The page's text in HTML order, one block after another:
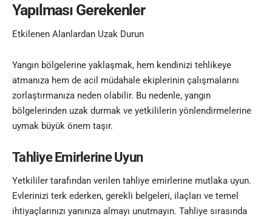
Yapılması Gerekenler
Etkilenen Alanlardan Uzak Durun
Yangın bölgelerine yaklaşmak, hem kendinizi tehlikeye
atmanıza hem de acil müdahale ekiplerinin çalışmalarını
zorlaştırmanıza neden olabilir. Bu nedenle, yangın
bölgelerinden uzak durmak ve yetkililerin yönlendirmelerine
uymak büyük önem taşır.
Tahliye Emirlerine Uyun
Yetkililer tarafından verilen tahliye emirlerine mutlaka uyun.
Evlerinizi terk ederken, gerekli belgeleri, ilaçları ve temel
ihtiyaçlarınızı yanınıza almayı unutmayın. Tahliye sırasında